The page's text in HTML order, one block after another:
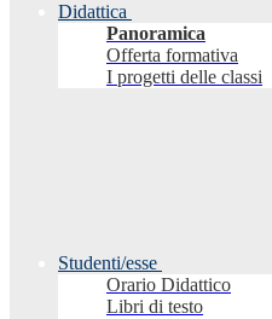
Didattica
Panoramica
Offerta formativa
I progetti delle classi
Studenti/esse
Orario Didattico
Libri di testo